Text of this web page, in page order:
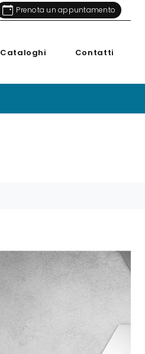
Prenota un appuntamento
Cataloghi Contatti